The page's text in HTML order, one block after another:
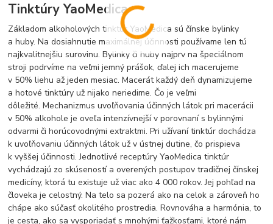
Tinktúry YaoMedica
Základom alkoholových tinktúr YaoMedica sú čínske bylinky
a huby. Na dosiahnutie maximálnej účinnosti používame len tú
najkvalitnejšiu surovinu. Bylinky či huby najprv na špeciálnom
stroji podrvíme na veľmi jemný prášok, ďalej ich macerujeme
v 50% liehu až jeden mesiac. Macerát každý deň dynamizujeme
a hotové tinktúry už nijako neriedime. Čo je veľmi
dôležité. Mechanizmus uvoľňovania účinných látok pri macerácii
v 50% alkohole je oveľa intenzívnejší v porovnaní s bylinnými
odvarmi či horúcovodnými extraktmi. Pri užívaní tinktúr dochádza
k uvoľňovaniu účinných látok už v ústnej dutine, čo prispieva
k vyššej účinnosti. Jednotlivé receptúry YaoMedica tinktúr
vychádzajú zo skúseností a overených postupov tradičnej čínskej
medicíny, ktorá tu existuje už viac ako 4 000 rokov. Jej pohľad na
človeka je celostný. Na telo sa pozerá ako na celok a zároveň ho
chápe ako súčasť okolitého prostredia. Rovnováha a harmónia, to
je cesta, ako sa vysporiadať s mnohými ťažkosťami, ktoré nám